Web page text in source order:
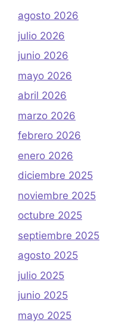
agosto 2026
julio 2026
junio 2026
mayo 2026
abril 2026
marzo 2026
febrero 2026
enero 2026
diciembre 2025
noviembre 2025
octubre 2025
septiembre 2025
agosto 2025
julio 2025
junio 2025
mayo 2025